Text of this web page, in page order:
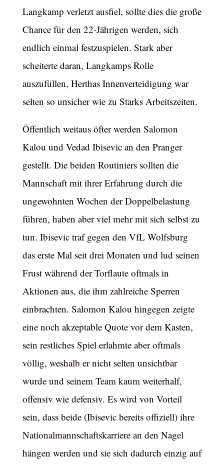
Langkamp verletzt ausfiel, sollte dies die große
Chance für den 22-Jährigen werden, sich
endlich einmal festzuspielen. Stark aber
scheiterte daran, Langkamps Rolle
auszufüllen, Herthas Innenverteidigung war
selten so unsicher wie zu Starks Arbeitszeiten.
Öffentlich weitaus öfter werden Salomon
Kalou und Vedad Ibisevic an den Pranger
gestellt. Die beiden Routiniers sollten die
Mannschaft mit ihrer Erfahrung durch die
ungewohnten Wochen der Doppelbelastung
führen, haben aber viel mehr mit sich selbst zu
tun. Ibisevic traf gegen den VfL Wolfsburg
das erste Mal seit drei Monaten und lud seinen
Frust während der Torflaute oftmals in
Aktionen aus, die ihm zahlreiche Sperren
einbrachten. Salomon Kalou hingegen zeigte
eine noch akzeptable Quote vor dem Kasten,
sein restliches Spiel erlahmte aber oftmals
völlig, weshalb er nicht selten unsichtbar
wurde und seinem Team kaum weiterhalf,
offensiv wie defensiv. Es wird von Vorteil
sein, dass beide (Ibisevic bereits offiziell) ihre
Nationalmannschaftskarriere an den Nagel
hängen werden und sie sich dadurch einzig auf